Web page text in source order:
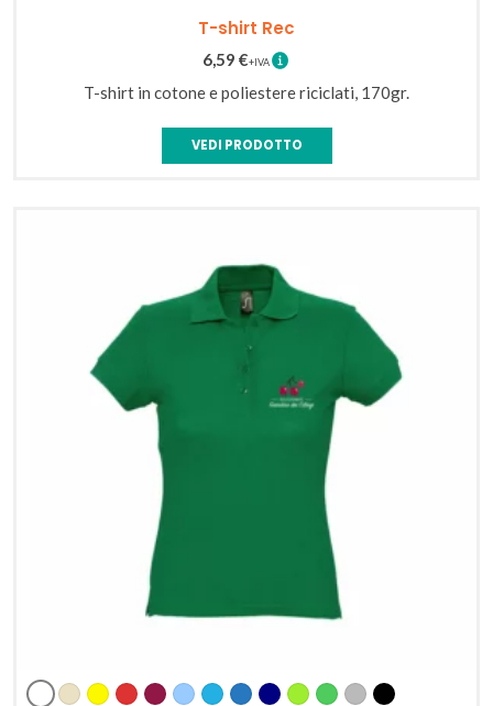
T-shirt Rec
6,59 €
T-shirt in cotone e poliestere riciclati, 170gr.
VEDI PRODOTTO
Bianco
BeigeGialloRossoBordeaux
CelesteAzzurro
Blu Blu VerdeVerdeGrigioNero